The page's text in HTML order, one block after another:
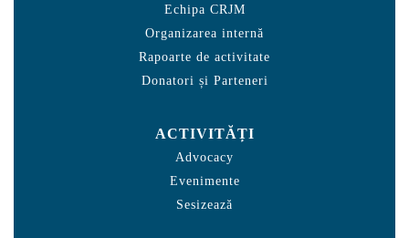
Echipa CRJM
Organizarea internă
Rapoarte de activitate
Donatori și Parteneri
ACTIVITĂȚI
Advocacy
Evenimente
Sesizează